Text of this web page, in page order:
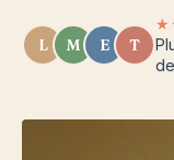
L M E T